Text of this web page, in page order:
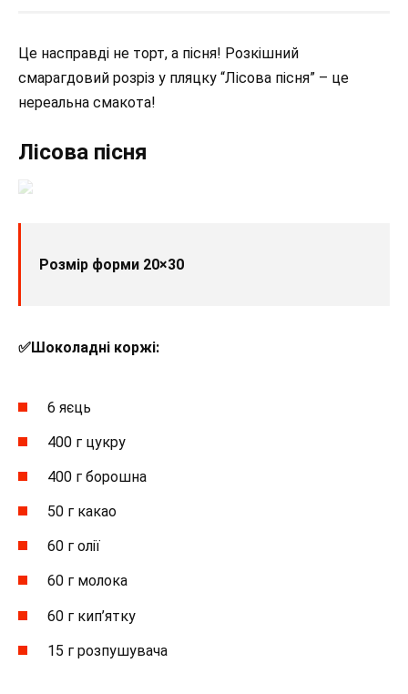
Це насправді не торт, а пісня! Розкішний
смарагдовий розріз у пляцку “Лісова пісня” – це
нереальна смакота!
Лісова пісня
Розмір форми 20×30
✅️Шоколадні коржі:
6 яєць
400 г цукру
400 г борошна
50 г какао
60 г олії
60 г молока
60 г кип’ятку
15 г розпушувача